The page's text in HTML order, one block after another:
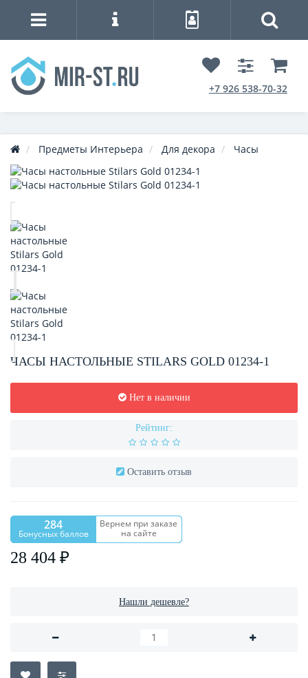
+7 926 538-70-32
Предметы Интерьера Для декора Часы
ЧАСЫ НАСТОЛЬНЫЕ STILARS GOLD 01234-1
Нет в наличии
Рейтинг:
Оставить отзыв
284
Бонусных баллов
Вернем при заказе
на сайте
28 404 ₽
Нашли дешевле?